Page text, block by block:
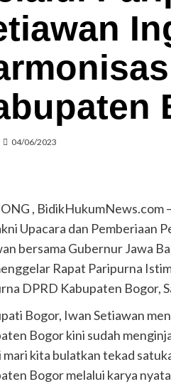
04/06/2023
, BidikHukumNews.com
Upacara dan Pemberiaan
bersama Gubernur Jawa
Rapat Paripurna
DPRD Kabupaten Bogor,
Bogor, Iwan Setiawan
Bogor kini sudah
mari kita bulatkan tekad
Bogor melalui karya